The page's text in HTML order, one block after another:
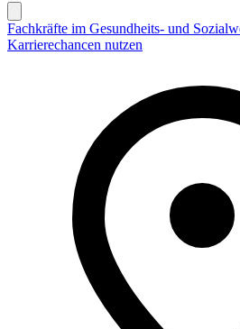
Fachkräfte im Gesundheits- und
Karrierechancen nutzen